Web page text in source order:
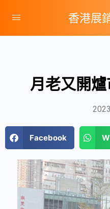
香港展
月老又開
Facebook